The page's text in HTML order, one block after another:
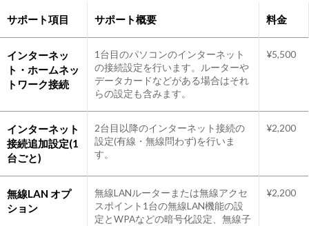
サポート項目 サポート概要 料金
インターネッ
ト・ホームネッ
トワーク接続
1台目のパソコンのインターネット
の接続設定を行います。ルーターや
データカードなどがある場合はそれ
らの設定も含みます。
¥5,500
インターネット
接続追加設定(1
台ごと)
2台目以降のインターネット接続の
設定(有線・無線問わず)を行いま
す。
¥2,200
無線LAN オプ
ション
無線LANルーターまたは無線アクセ
スポイント1台の無線LAN機能の設
定とWPAなどの暗号化設定、無線子
¥2,200